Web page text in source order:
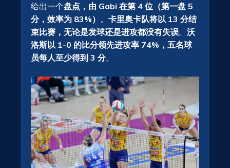
给出一个盘点，由 Gabi 在第 4 位（第一盘 5
分，效率为 83%） 。 卡里奥卡队将以 13 分结
束比赛，无论是发球还是进攻都没有失误。 沃
洛斯以 1-0 的比分领先进攻率 74%，五名球
员每人至少得到 3 分。